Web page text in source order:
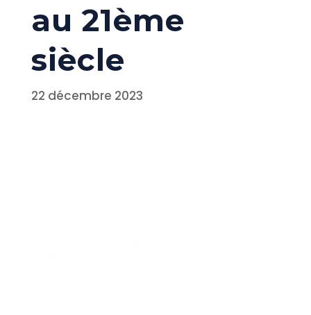
au 21ème
siècle
22 décembre 2023